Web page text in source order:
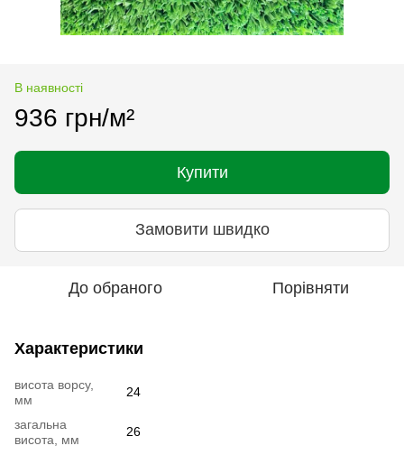
В наявності
936 грн/м²
Купити
Замовити швидко
До обраного Порівняти
Характеристики
висота ворсу,
мм
24
загальна
висота, мм
26